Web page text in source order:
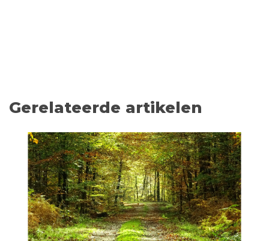
Gerelateerde artikelen